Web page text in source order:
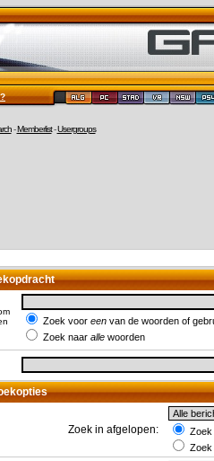
-Memberlist-Usergroups
Zoek voor een van de woorden of
Zoek naar alle woorden
Zoek in afgelopen:
Zoek
Zoek